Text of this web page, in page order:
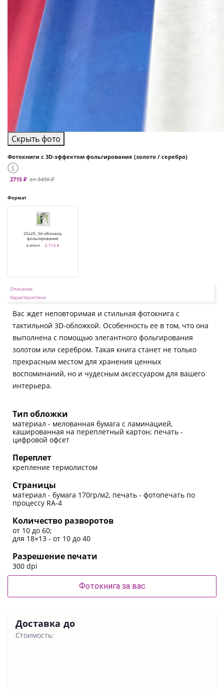
Скрыть фото
Фотокниги с 3D-эффектом фольгирование (золото / серебро)
2715 ₽ от 3490 ₽
Формат
20x20, 3d-обложка,
фольгирование
3 490 ₽
2 715 ₽
Описание
Характеристики
Вас ждет неповторимая и стильная фотокнига с
тактильной 3D-обложкой. Особенность ее в том, что она
выполнена с помощью элегантного фольгирования
золотом или серебром. Такая книга станет не только
прекрасным местом для хранения ценных
воспоминаний, но и чудесным аксессуаром для вашего
интерьера.
Тип обложки
материал - мелованная бумага с ламинацией,
кашированная на переплетный картон; печать -
цифровой офсет
Переплет
крепление термолистом
Страницы
материал - бумага 170гр/м2, печать - фотопечать по
процессу RA-4
Количество разворотов
от 10 до 60;
для 18×13 - от 10 до 40
Разрешение печати
300 dpi
Фотокнига за вас
Доставка до
Стоимость: